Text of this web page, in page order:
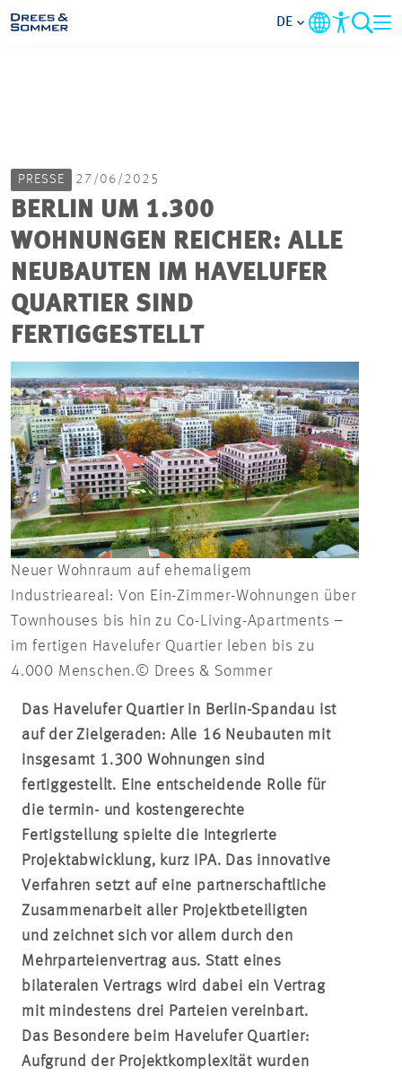
IM FOKUS
KARRIERE
PROJEKTE
KONTAKT
DE
PRESSE 27/06/2025
BERLIN UM 1.300
WOHNUNGEN REICHER: ALLE
NEUBAUTEN IM HAVELUFER
QUARTIER SIND
FERTIGGESTELLT
Neuer Wohnraum auf ehemaligem
Industrieareal: Von Ein-Zimmer-Wohnungen über
Townhouses bis hin zu Co-Living-Apartments –
im fertigen Havelufer Quartier leben bis zu
4.000 Menschen.© Drees & Sommer
Das Havelufer Quartier in Berlin-Spandau ist
auf der Zielgeraden: Alle 16 Neubauten mit
insgesamt 1.300 Wohnungen sind
fertiggestellt. Eine entscheidende Rolle für
die termin- und kostengerechte
Fertigstellung spielte die Integrierte
Projektabwicklung, kurz IPA. Das innovative
Verfahren setzt auf eine partnerschaftliche
Zusammenarbeit aller Projektbeteiligten
und zeichnet sich vor allem durch den
Mehrparteienvertrag aus. Statt eines
bilateralen Vertrags wird dabei ein Vertrag
mit mindestens drei Parteien vereinbart.
Das Besondere beim Havelufer Quartier:
Aufgrund der Projektkomplexität wurden